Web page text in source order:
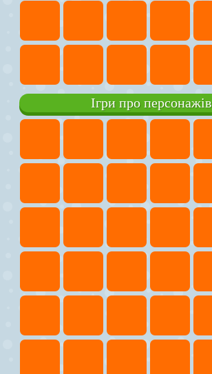
Ігри про персонажів